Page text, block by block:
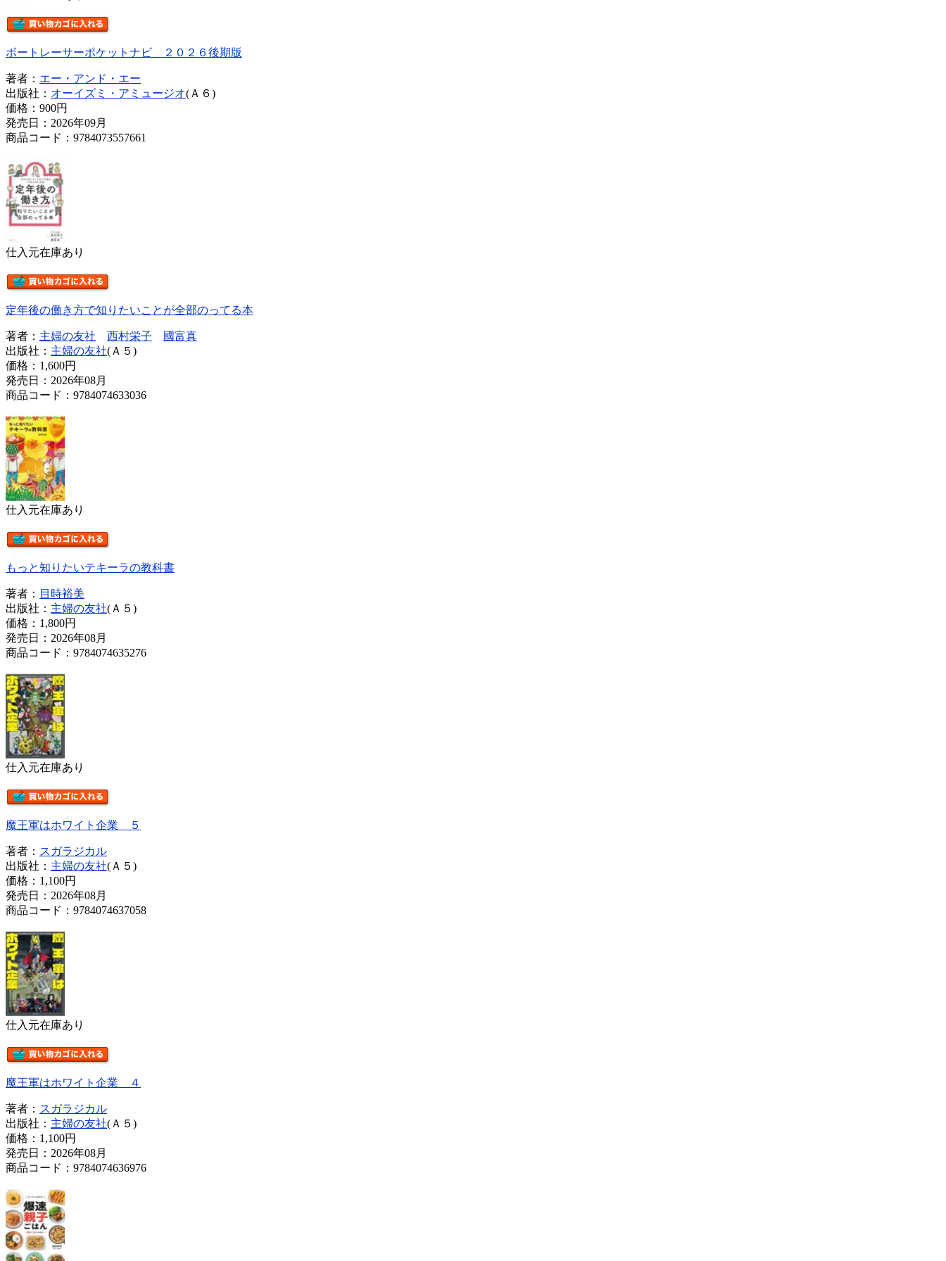
ボートレーサーポケットナビ ２０２６後期版
著者： エー・アンド・エー
出版社： オーイズミ・アミュージオ(Ａ６)
価格： 900円
発売日：2026年09月
商品コード：9784073557661
仕入元在庫あり
定年後の働き方で知りたいことが全部のってる本
著者： 主婦の友社 西村栄子
國富真
出版社： 主婦の友社(Ａ５)
価格： 1,600円
発売日：2026年08月
商品コード：9784074633036
仕入元在庫あり
もっと知りたいテキーラの教科書
著者： 目時裕美
出版社： 主婦の友社(Ａ５)
価格： 1,800円
発売日：2026年08月
商品コード：9784074635276
仕入元在庫あり
魔王軍はホワイト企業 ５
著者： スガラジカル
出版社： 主婦の友社(Ａ５)
価格： 1,100円
発売日：2026年08月
商品コード：9784074637058
仕入元在庫あり
魔王軍はホワイト企業 ４
著者： スガラジカル
出版社： 主婦の友社(Ａ５)
価格： 1,100円
発売日：2026年08月
商品コード：9784074636976